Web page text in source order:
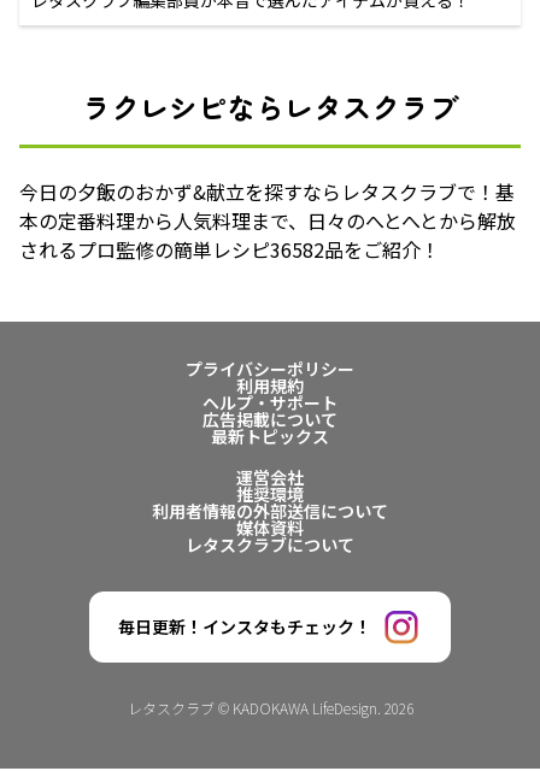
ラクレシピならレタスクラブ
今日の夕飯のおかず&献立を探すならレタスクラブで！基
本の定番料理から人気料理まで、日々のへとへとから解放
されるプロ監修の簡単レシピ36582品をご紹介！
プライバシーポリシー
利用規約
ヘルプ・サポート
広告掲載について
最新トピックス
運営会社
推奨環境
利用者情報の外部送信について
媒体資料
レタスクラブについて
毎日更新！インスタもチェック！
レタスクラブ © KADOKAWA LifeDesign. 2026